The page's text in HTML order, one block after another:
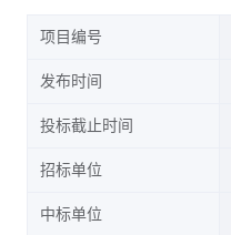
项目编号
发布时间
投标截止时间
招标单位
中标单位